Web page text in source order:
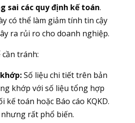
sai các quy định kế toán.
có thể làm giảm tính tin cậy
ra rủi ro cho doanh nghiệp.
tránh:
Số liệu chi tiết trên bản
khớp với số liệu tổng hợp
kế toán hoặc Báo cáo KQKD.
rất phổ biến.